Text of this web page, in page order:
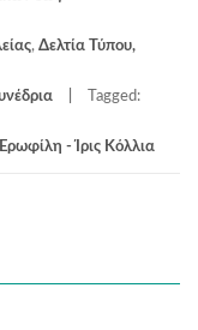
, Δελτία Τύπου,
Tagged:
Ερωφίλη - Ίρις Κόλλια